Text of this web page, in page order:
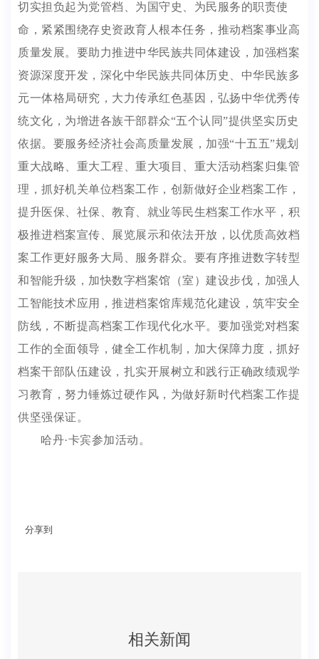
切实担负起为党管档、为国守史、为民服务的职责使
命，紧紧围绕存史资政育人根本任务，推动档案事业高
质量发展。要助力推进中华民族共同体建设，加强档案
资源深度开发，深化中华民族共同体历史、中华民族多
元一体格局研究，大力传承红色基因，弘扬中华优秀传
统文化，为增进各族干部群众“五个认同”提供坚实历史
依据。要服务经济社会高质量发展，加强“十五五”规划
重大战略、重大工程、重大项目、重大活动档案归集管
理，抓好机关单位档案工作，创新做好企业档案工作，
提升医保、社保、教育、就业等民生档案工作水平，积
极推进档案宣传、展览展示和依法开放，以优质高效档
案工作更好服务大局、服务群众。要有序推进数字转型
和智能升级，加快数字档案馆（室）建设步伐，加强人
工智能技术应用，推进档案馆库规范化建设，筑牢安全
防线，不断提高档案工作现代化水平。要加强党对档案
工作的全面领导，健全工作机制，加大保障力度，抓好
档案干部队伍建设，扎实开展树立和践行正确政绩观学
习教育，努力锤炼过硬作风，为做好新时代档案工作提
供坚强保证。
哈丹·卡宾参加活动。
分享到
相关新闻